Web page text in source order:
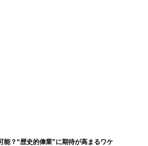
？“歴史的偉業”に期待が高まるワケ